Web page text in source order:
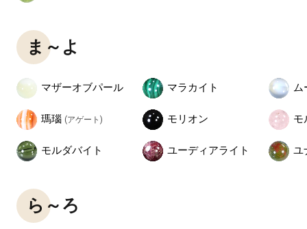
ま～よ
マザーオブパール マラカイト ム
瑪瑙 (アゲート) モリオン モ
モルダバイト ユーディアライト ユ
ら～ろ